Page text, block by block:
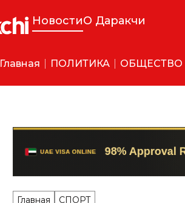
НовостиО Даракчи
Главная ПОЛИТИКА ОБЩЕСТВО
Главная СПОРТ